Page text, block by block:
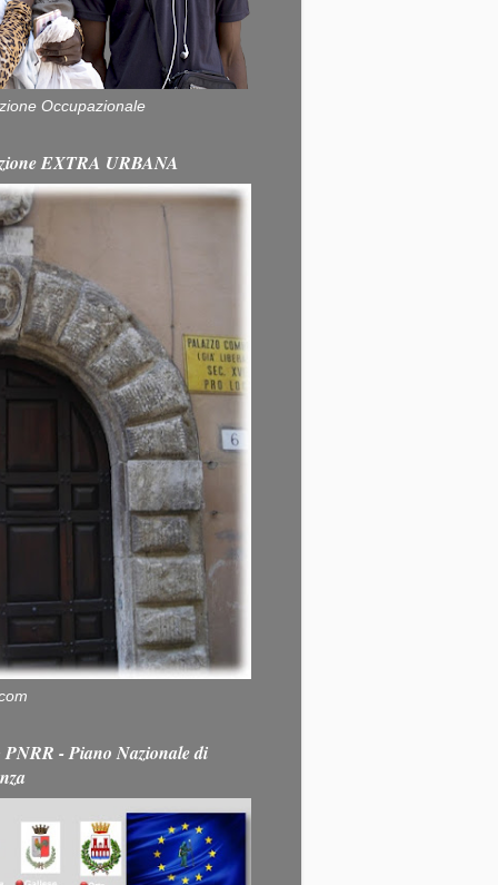
Occupazionale
EXTRA URBANA
- Piano Nazionale di